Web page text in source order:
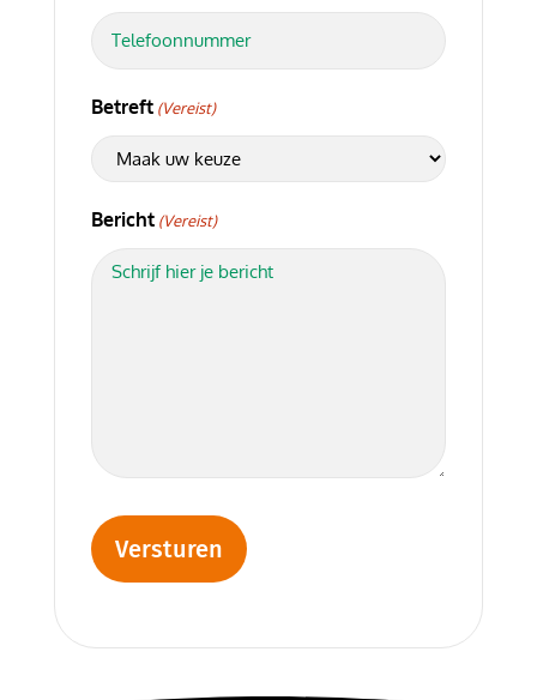
Betreft (Vereist)
Bericht (Vereist)